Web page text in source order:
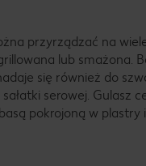
przyrządzać na
lub smażona.
się również do
sałatki serowej. Gulasz
pokrojoną w plastry